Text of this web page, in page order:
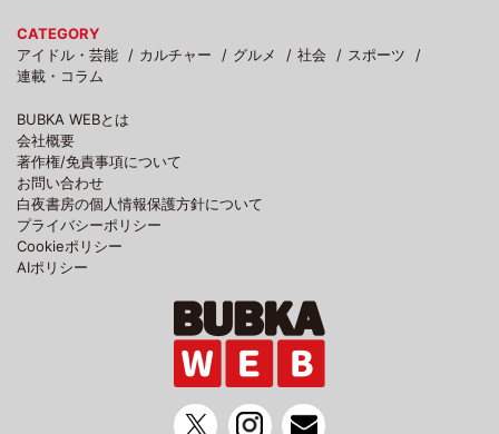
CATEGORY
アイドル・芸能
カルチャー グルメ 社会
スポーツ
連載・コラム
BUBKA WEBとは
会社概要
著作権/免責事項について
お問い合わせ
白夜書房の個人情報保護方針について
プライバシーポリシー
Cookieポリシー
AIポリシー